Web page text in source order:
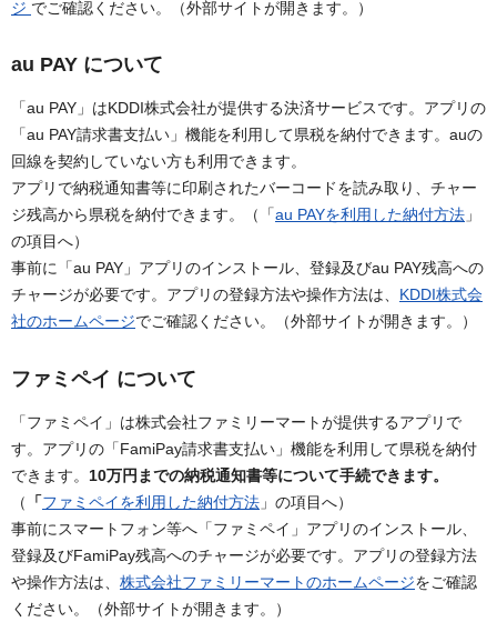
ジ でご確認ください。（外部サイトが開きます。）
au PAY について
「au PAY」はKDDI株式会社が提供する決済サービスです。アプリの
「au PAY請求書支払い」機能を利用して県税を納付できます。auの
回線を契約していない方も利用できます。
アプリで納税通知書等に印刷されたバーコードを読み取り、チャー
ジ残高から県税を納付できます。
（ 「au PAYを利用した納付方法 」
の項目へ）
事前に「au PAY」アプリのインストール、登録及びau PAY残高への
チャージが必要です。アプリの登録方法や操作方法は、 KDDI株式会
社のホームページでご確認ください。（外部サイトが開きます。）
ファミペイ について
「ファミペイ」は株式会社ファミリーマートが提供するアプリで
す。アプリの「FamiPay請求書支払い」機能を利用して県税を納付
できます。 10万円までの納税通知書等について手続できます。
（
「ファミペイを利用した納付方法 」の項目へ）
事前にスマートフォン等へ「ファミペイ」アプリのインストール、
登録及びFamiPay残高へのチャージが必要です。アプリの登録方法
や操作方法は、 株式会社ファミリーマートのホームページをご確認
ください。（外部サイトが開きます。）